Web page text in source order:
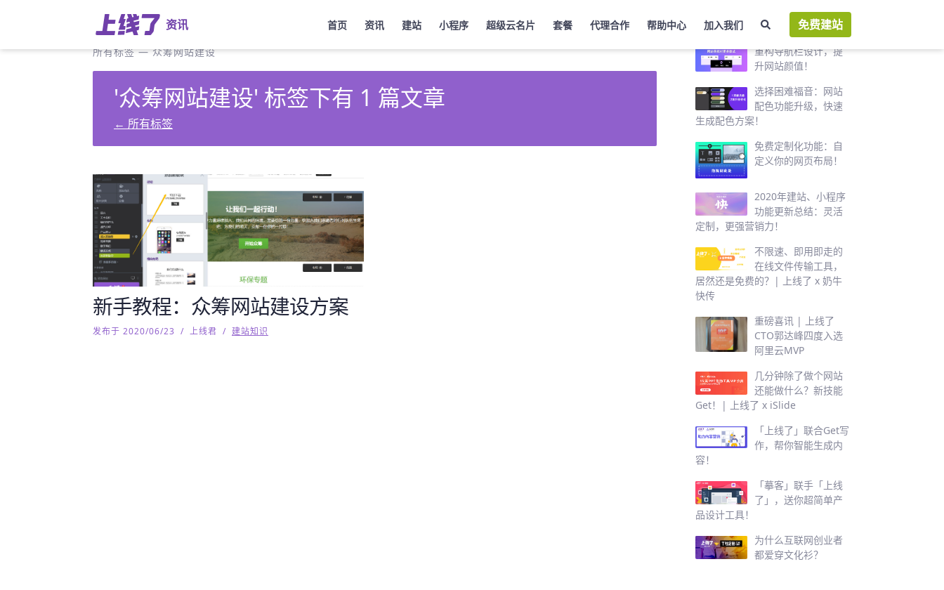
资讯 首页 资讯 建站 小程序 超级云名片 套餐 代理合作 帮助中心 加入我们 免费建站
所有标签—众筹网站建设
'众筹网站建设' 标签下有 1 篇文章
← 所有标签
新手教程：众筹网站建设方案
发布于 2020/06/23 / 上线君 / 建站知识
热门推荐
重构导航栏设计，提
升网站颜值！
选择困难福音：网站
配色功能升级，快速
生成配色方案！
免费定制化功能：自
定义你的网页布局！
2020年建站、小程序
功能更新总结：灵活
定制，更强营销力！
不限速、即用即走的
在线文件传输工具，
居然还是免费的？| 上线了 x 奶牛
快传
重磅喜讯 | 上线了
CTO郭达峰四度入选
阿里云MVP
几分钟除了做个网站
还能做什么？新技能
Get！| 上线了 x iSlide
「上线了」联合Get写
作，帮你智能生成内
容！
「摹客」联手「上线
了」，送你超简单产
品设计工具！
为什么互联网创业者
都爱穿文化衫？